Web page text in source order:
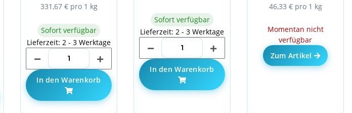
331,67 € pro 1 kg
Sofort verfügbar
Lieferzeit: 2 - 3 Werktage
In den Warenkorb
Sofort verfügbar
Lieferzeit: 2 - 3 Werktage
In den Warenkorb
46,33 € pro 1 kg
Momentan nicht
verfügbar
Zum Artikel